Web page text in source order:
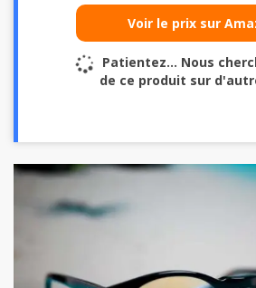
Voir le prix sur
Patientez… Nous
de ce produit sur